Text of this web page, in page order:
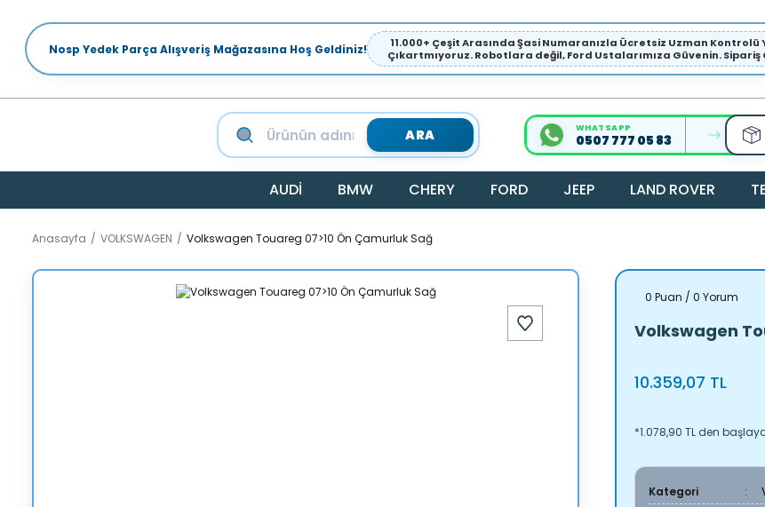
Nosp Yedek Parça Alışveriş Mağazasına Hoş Geldiniz!
11.000+ Çeşit Arasında Şasi Numaranızla Ücretsiz Uzman
Çıkartmıyoruz. Robotlara değil, Ford Ustalarımıza Güvenin. Sipariş
ARA WHATSAPP
0507 777 05 83
AUDİ BMW CHERY FORD JEEP LAND ROVER
Anasayfa VOLKSWAGEN Volkswagen Touareg 07>10 Ön Çamurluk Sağ
0 Puan / 0 Yorum
Volkswagen
10.359,07 TL
*1.078,90 TL den
Kategori